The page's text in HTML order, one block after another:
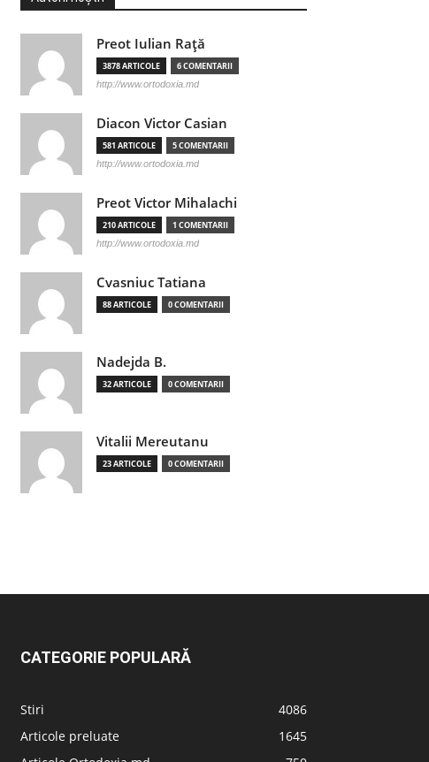
Preot Iulian Raţă
3878 ARTICOLE 6 COMENTARII
http://www.ortodoxia.md
Diacon Victor Casian
581 ARTICOLE 5 COMENTARII
http://www.ortodoxia.md
Preot Victor Mihalachi
210 ARTICOLE 1 COMENTARII
http://www.ortodoxia.md
Cvasniuc Tatiana
88 ARTICOLE 0 COMENTARII
Nadejda B.
32 ARTICOLE 0 COMENTARII
Vitalii Mereutanu
23 ARTICOLE 0 COMENTARII
CATEGORIE POPULARĂ
Stiri
4086
Articole preluate
1645